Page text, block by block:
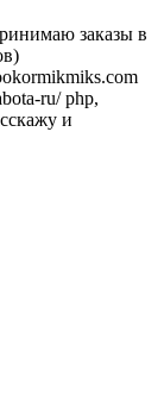
заказы в
ru/ php,
и